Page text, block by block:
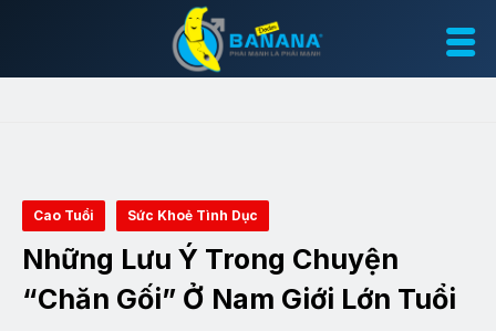
Cao Tuổi Sức Khoẻ Tình Dục
Những Lưu Ý Trong Chuyện
“Chăn Gối” Ở Nam Giới Lớn Tuổi